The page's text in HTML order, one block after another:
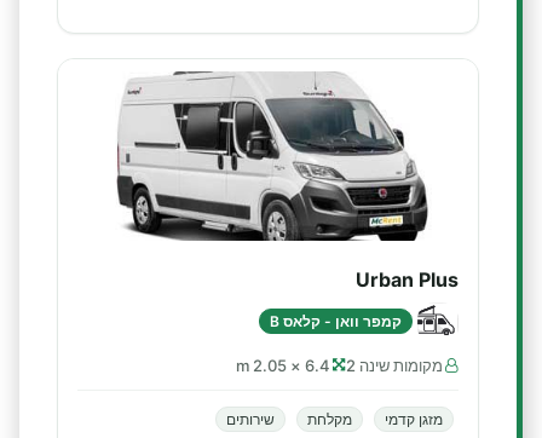
Urban Plus
קמפר וואן - קלאס B
מקומות שינה 2 6.4 × 2.05 m
מזגן קדמי מקלחת
שירותים